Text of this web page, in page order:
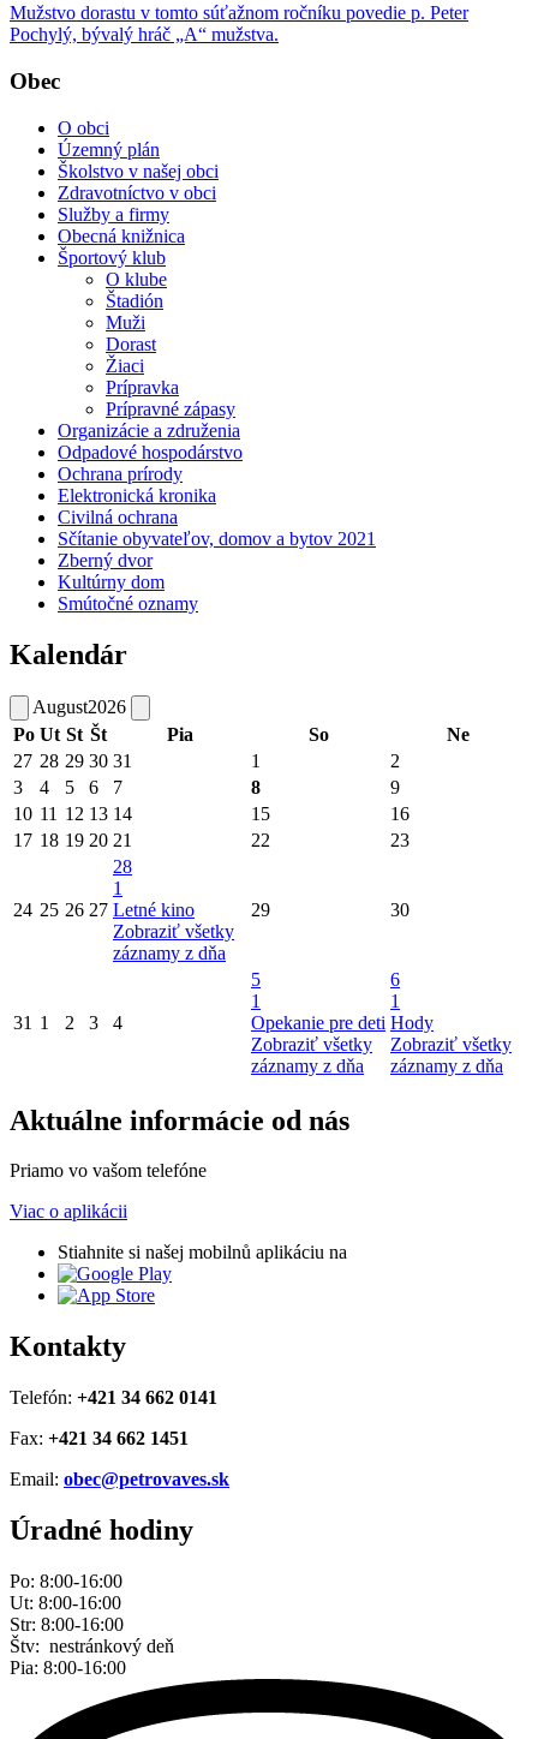
Mužstvo dorastu v tomto súťažnom ročníku povedie p. Peter
Pochylý, bývalý hráč „A“ mužstva.
Obec
O obci
Územný plán
Školstvo v našej obci
Zdravotníctvo v obci
Služby a firmy
Obecná knižnica
Športový klub
O klube
Štadión
Muži
Dorast
Žiaci
Prípravka
Prípravné zápasy
Organizácie a združenia
Odpadové hospodárstvo
Ochrana prírody
Elektronická kronika
Civilná ochrana
Sčítanie obyvateľov, domov a bytov 2021
Zberný dvor
Kultúrny dom
Smútočné oznamy
Kalendár
August2026
Po Ut St Št Pia So
Ne
27 28 29 30 31 1
2
3
4 5 6 7 8
9
10 11 12 13 14 15
16
17 18 19 20 21 22 23
24 25 26 27
28
1
Letné kino
Zobraziť všetky
záznamy z dňa
29 30
31 1 2 3 4
5
1
Opekanie pre deti
Zobraziť všetky
záznamy z dňa
6
1
Hody
Zobraziť všetky
záznamy z dňa
Aktuálne informácie od nás
Priamo vo vašom telefóne
Viac o aplikácii
Stiahnite si našej mobilnů aplikáciu na
Kontakty
Telefón: +421 34 662 0141
Fax: +421 34 662 1451
Email: obec@petrovaves.sk
Úradné hodiny
Po: 8:00-16:00
Ut: 8:00-16:00
Str: 8:00-16:00
Štv: nestránkový deň
Pia: 8:00-16:00